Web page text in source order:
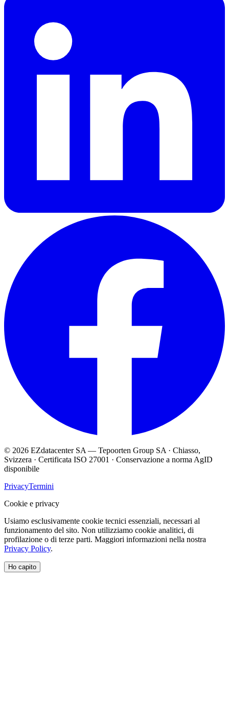
© 2026 EZdatacenter SA — Tepoorten Group SA · Chiasso,
Svizzera · Certificata ISO 27001 · Conservazione a norma AgID
disponibile
PrivacyTermini
Cookie e privacy
Usiamo esclusivamente cookie tecnici essenziali, necessari al
funzionamento del sito. Non utilizziamo cookie analitici, di
profilazione o di terze parti. Maggiori informazioni nella nostra
Privacy Policy.
Ho capito